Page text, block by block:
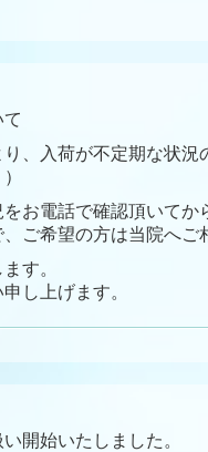
、入荷が不定期な状況
お電話で確認頂いてか
ご希望の方は当院へご
す。
し上げます。
開始いたしました。